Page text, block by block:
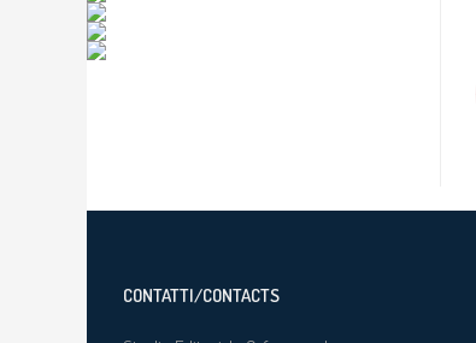
CONTATTI/CONTACTS